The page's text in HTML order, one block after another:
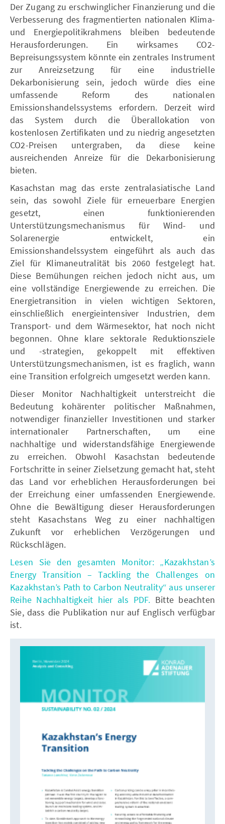
Der Zugang zu erschwinglicher Finanzierung und die
Verbesserung des fragmentierten nationalen Klima-
und Energiepolitikrahmens bleiben bedeutende
Herausforderungen. Ein wirksames CO2-
Bepreisungssystem könnte ein zentrales Instrument
zur Anreizsetzung für eine industrielle
Dekarbonisierung sein, jedoch würde dies eine
umfassende Reform des nationalen
Emissionshandelssystems erfordern. Derzeit wird
das System durch die Überallokation von
kostenlosen Zertifikaten und zu niedrig angesetzten
CO2-Preisen untergraben, da diese keine
ausreichenden Anreize für die Dekarbonisierung
bieten.
Kasachstan mag das erste zentralasiatische Land
sein, das sowohl Ziele für erneuerbare Energien
gesetzt, einen funktionierenden
Unterstützungsmechanismus für Wind- und
Solarenergie entwickelt, ein
Emissionshandelssystem eingeführt als auch das
Ziel für Klimaneutralität bis 2060 festgelegt hat.
Diese Bemühungen reichen jedoch nicht aus, um
eine vollständige Energiewende zu erreichen. Die
Energietransition in vielen wichtigen Sektoren,
einschließlich energieintensiver Industrien, dem
Transport- und dem Wärmesektor, hat noch nicht
begonnen. Ohne klare sektorale Reduktionsziele
und -strategien, gekoppelt mit effektiven
Unterstützungsmechanismen, ist es fraglich, wann
eine Transition erfolgreich umgesetzt werden kann.
Dieser Monitor Nachhaltigkeit unterstreicht die
Bedeutung kohärenter politischer Maßnahmen,
notwendiger finanzieller Investitionen und starker
internationaler Partnerschaften, um eine
nachhaltige und widerstandsfähige Energiewende
zu erreichen. Obwohl Kasachstan bedeutende
Fortschritte in seiner Zielsetzung gemacht hat, steht
das Land vor erheblichen Herausforderungen bei
der Erreichung einer umfassenden Energiewende.
Ohne die Bewältigung dieser Herausforderungen
steht Kasachstans Weg zu einer nachhaltigen
Zukunft vor erheblichen Verzögerungen und
Rückschlägen.
Lesen Sie den gesamten Monitor: „Kazakhstan’s
Energy Transition – Tackling the Challenges on
Kazakhstan’s Path to Carbon Neutrality“ aus unserer
Reihe Nachhaltigkeit hier als PDF. Bitte beachten
Sie, dass die Publikation nur auf Englisch verfügbar
ist.